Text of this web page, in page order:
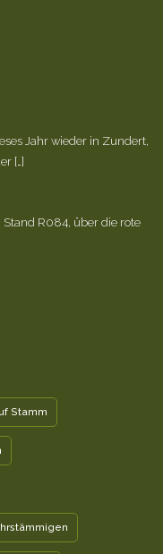
Jahr wieder in Zundert,
[…]
R084, über die rote
Stamm